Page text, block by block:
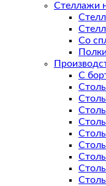
Стеллажи
Со
Полки
С